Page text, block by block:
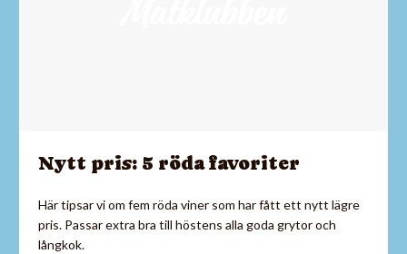
Nytt pris: 5 röda favoriter
Här tipsar vi om fem röda viner som har fått ett nytt lägre
pris. Passar extra bra till höstens alla goda grytor och
långkok.